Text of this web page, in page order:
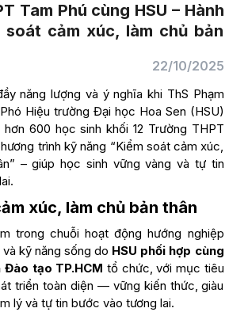
Tam Phú cùng HSU – Hành
soát cảm xúc, làm chủ bản
22/10/2025
năng lượng và ý nghĩa khi ThS Phạm
Hiệu trường Đại học Hoa Sen (HSU)
hơn 600 học sinh khối 12 Trường THPT
trình kỹ năng “Kiểm soát cảm xúc,
– giúp học sinh vững vàng và tự tin
xúc, làm chủ bản thân
trong chuỗi hoạt động hướng nghiệp
kỹ năng sống do HSU phối hợp cùng
Đào tạo TP.HCM tổ chức, với mục tiêu
triển toàn diện — vững kiến thức, giàu
lý và tự tin bước vào tương lai.